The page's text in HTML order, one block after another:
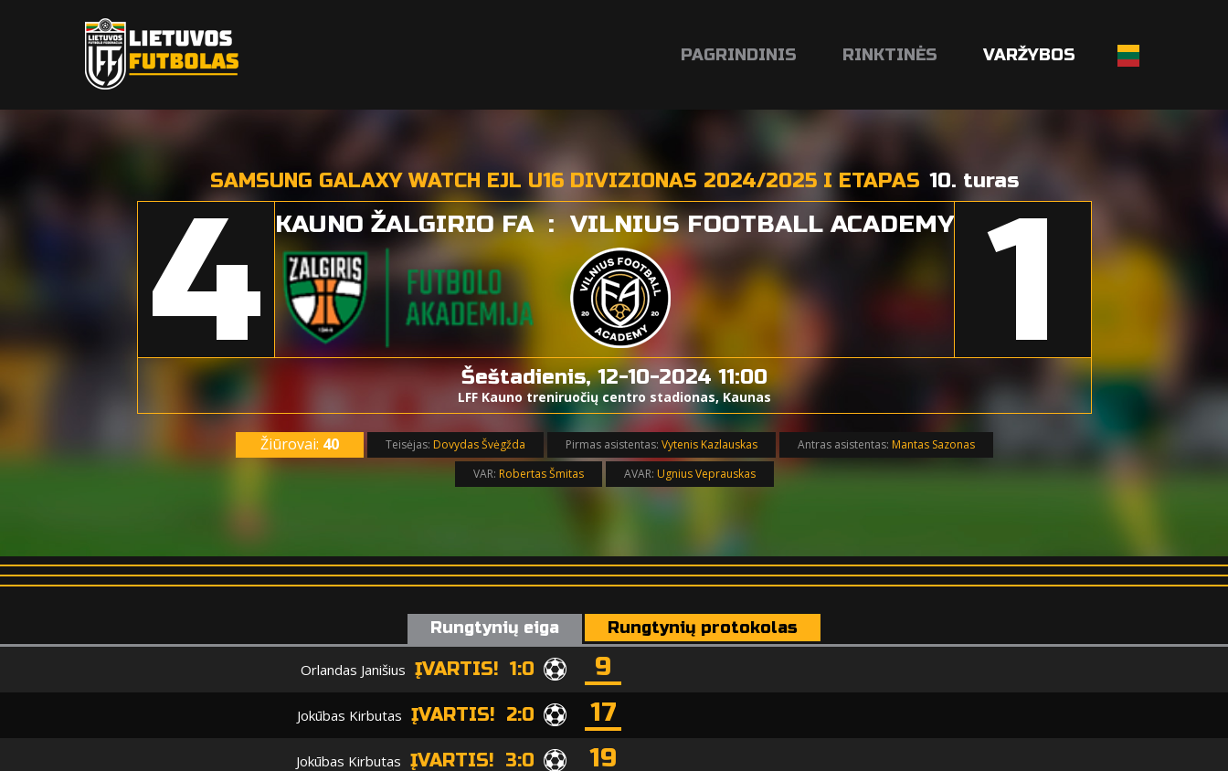
PAGRINDINIS RINKTINĖS VARŽYBOS
SAMSUNG GALAXY WATCH EJL U16 DIVIZIONAS 2024/2025 I ETAPAS 10. turas
4 KAUNO ŽALGIRIO FA : VILNIUS FOOTBALL ACADEMY 1
Šeštadienis, 12-10-2024 11:00
LFF Kauno treniruočių centro stadionas, Kaunas
Žiūrovai: 40 Teisėjas: Dovydas Švėgžda Pirmas asistentas: Vytenis Kazlauskas Antras asistentas: Mantas Sazonas
VAR: Robertas Šmitas AVAR: Ugnius Veprauskas
Rungtynių eiga Rungtynių protokolas
Orlandas Janišius ĮVARTIS! 1:0 9
Jokūbas Kirbutas ĮVARTIS! 2:0 17
Jokūbas Kirbutas ĮVARTIS! 3:0
19